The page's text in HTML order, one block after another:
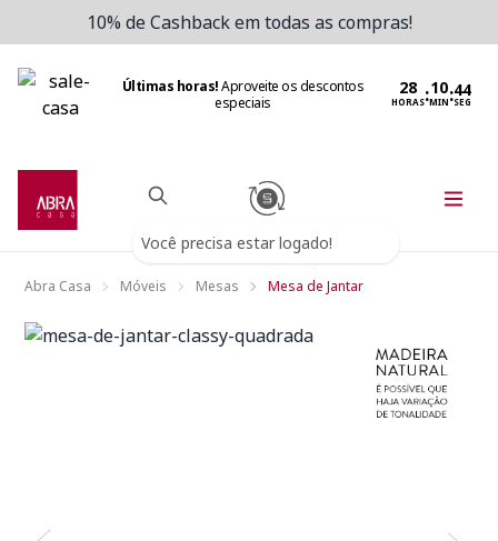
10% de Cashback em todas as compras!
Últimas horas!Aproveite os descontos
especiais
HORAS:MIN:SEG
Você precisa estar logado!
Abra Casa Móveis Mesas Mesa de Jantar